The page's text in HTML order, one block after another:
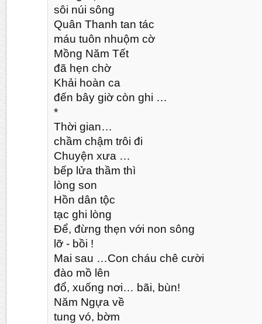
sôi núi sông
Quân Thanh tan tác
máu tuôn nhuộm cờ
Mồng Năm Tết
đã hẹn chờ
Khải hoàn ca
đến bây giờ còn ghi …
*
Thời gian…
chầm chậm trôi đi
Chuyện xưa …
bếp lửa thầm thì
lòng son
Hồn dân tộc
tạc ghi lòng
Để, đừng thẹn với non sông
lỡ - bồi !
Mai sau …Con cháu chê cười
đào mồ lên
đổ, xuống nơi… bãi, bùn!
Năm Ngựa về
tung vó, bờm